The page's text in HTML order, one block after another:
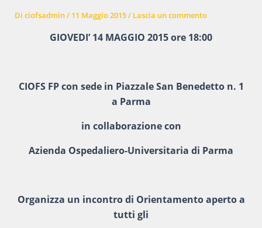
Di ciofsadmin/ 11 Maggio 2015/ Lascia un commento
GIOVEDI’ 14 MAGGIO 2015 ore 18:00
CIOFS FP con sede in Piazzale San Benedetto n. 1
a Parma
in collaborazione con
Azienda Ospedaliero-Universitaria di Parma
Organizza un incontro di Orientamento aperto a
tutti gli